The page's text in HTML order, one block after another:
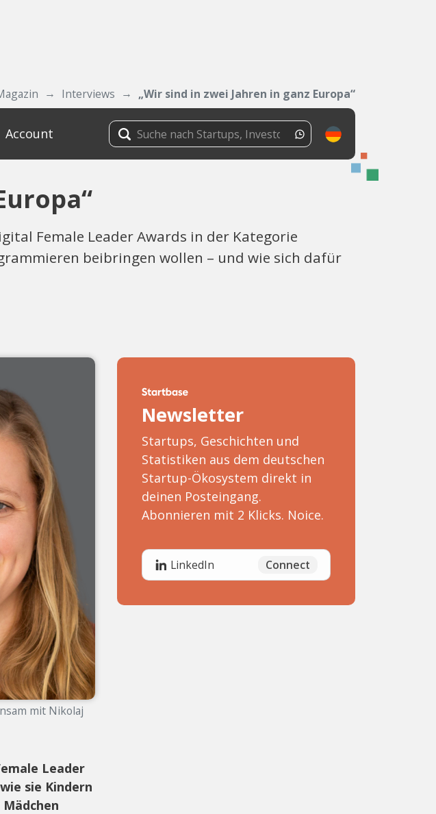
Interviews „Wir sind in zwei Jahren in ganz Europa“
Account
Female Leader Awards in der Kategorie
beibringen wollen – und wie sich dafür
mit Nikolaj
Leader
sie Kindern
Newsletter
Startups, Geschichten und
Statistiken aus dem deutschen
Startup-Ökosystem direkt in
deinen Posteingang.
Abonnieren mit 2 Klicks. Noice.
LinkedIn Connect